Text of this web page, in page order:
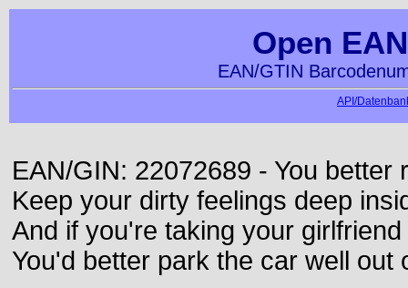
Open
EAN/GTIN
API/
EAN/GIN: 22072689 - You better
Keep your dirty feelings deep
And if you're taking your
You'd better park the car well out